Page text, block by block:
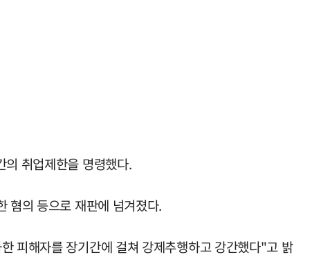
취업제한을 명령했다.
혐의 등으로 재판에 넘겨졌다.
피해자를 장기간에 걸쳐 강제추행하고 강간했다"고 밝